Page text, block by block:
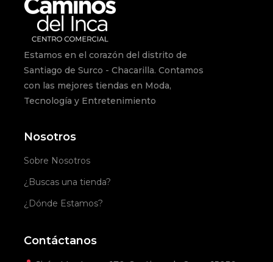
Estamos en el corazón del distrito de
Santiago de Surco - Chacarilla. Contamos
con las mejores tiendas en Moda,
Tecnología y Entretenimiento
Nosotros
Sobre Nosotros
¿Buscas una tienda?
¿Dónde Estamos?
Contáctanos